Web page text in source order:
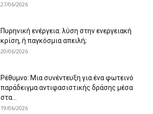
27/06/2026
Πυρηνική ενέργεια: λύση στην ενεργειακή
κρίση, ή παγκόσμια απειλή;
20/06/2026
Ρέθυμνο: Μια συνέντευξη για ένα φωτεινό
παράδειγμα αντιφασιστικής δράσης μέσα
στα...
19/06/2026